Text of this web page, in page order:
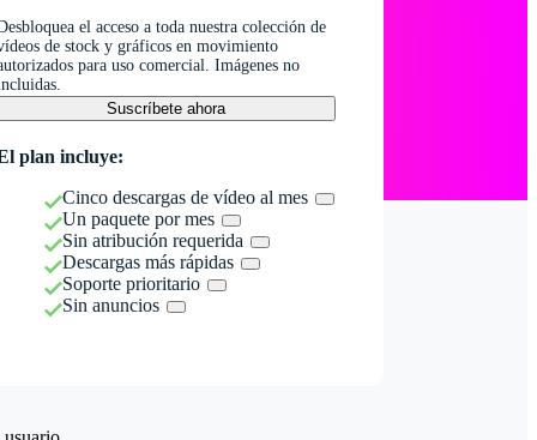
el acceso a toda nuestra colección de
de stock y gráficos en movimiento
para uso comercial. Imágenes no
Suscríbete ahora
plan incluye:
Cinco descargas de vídeo al mes
Un paquete por mes
Sin atribución requerida
Descargas más rápidas
Soporte prioritario
Sin anuncios